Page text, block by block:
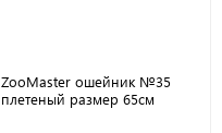
ZooMaster ошейник №35
плетеный размер 65см